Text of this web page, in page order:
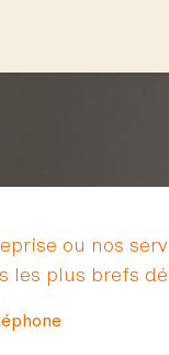
ou nos
les plus brefs